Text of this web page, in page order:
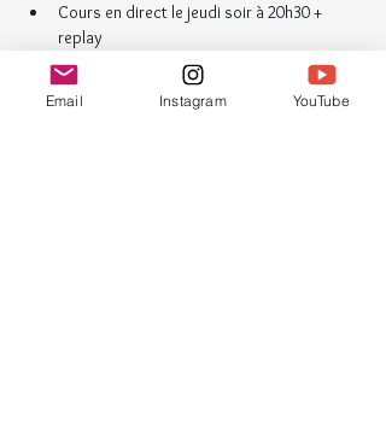
Cours en direct le jeudi soir à 20h30 +
replay
Durée : 1h30-2h
4 cours en ligne par mois
Accès aux vidéos illimité
Email Instagram YouTube